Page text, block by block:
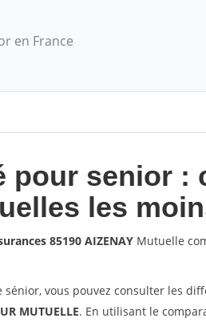
en France
pour senior :
les
85190 AIZENAY Mutuelle
vous pouvez consulter les
MUTUELLE. En utilisant le